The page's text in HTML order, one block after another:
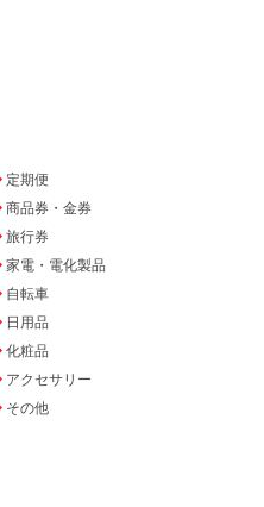
定期便
商品券・金券
旅行券
家電・電化製品
自転車
日用品
化粧品
アクセサリー
その他